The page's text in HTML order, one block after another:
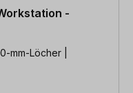
-
mm-Löcher |